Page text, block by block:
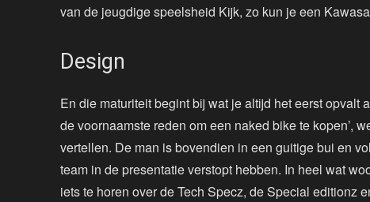
van de jeugdige speelsheid Kijk, zo kun je een
Design
En die maturiteit begint bij wat je altijd het eerst opvalt
de voornaamste reden om een naked bike te kopen’,
vertellen. De man is bovendien in een guitige bui en
team in de presentatie verstopt hebben. In heel wat
iets te horen over de Tech Specz, de Special editionz